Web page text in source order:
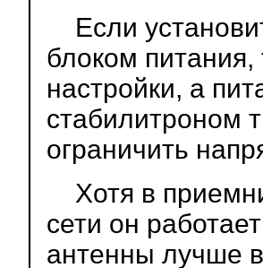
Если
блоком
настройки, а
стабилитроном
ограничить
Хотя в
сети он
антенны лучше